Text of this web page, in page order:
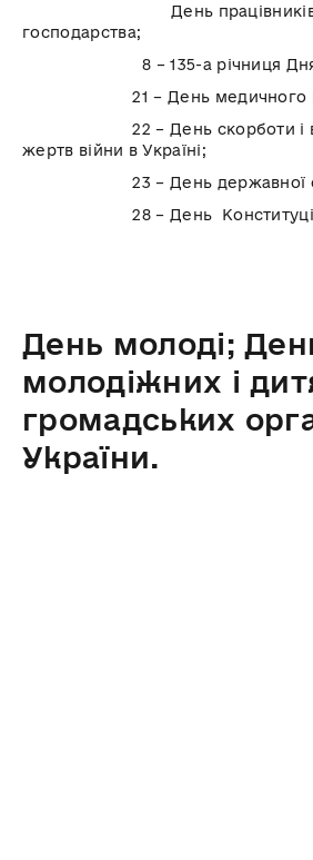
День працівників
господарства;
8 – 135-а річниця Дня
21 – День медичного
22 – День скорботи і
жертв війни в Україні;
23 – День державної
28 – День Конституції
День молоді;
молодіжних і
громадських
України.